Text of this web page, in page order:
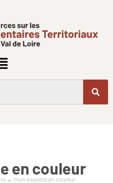
en couleur
→ mon assiette en couleur